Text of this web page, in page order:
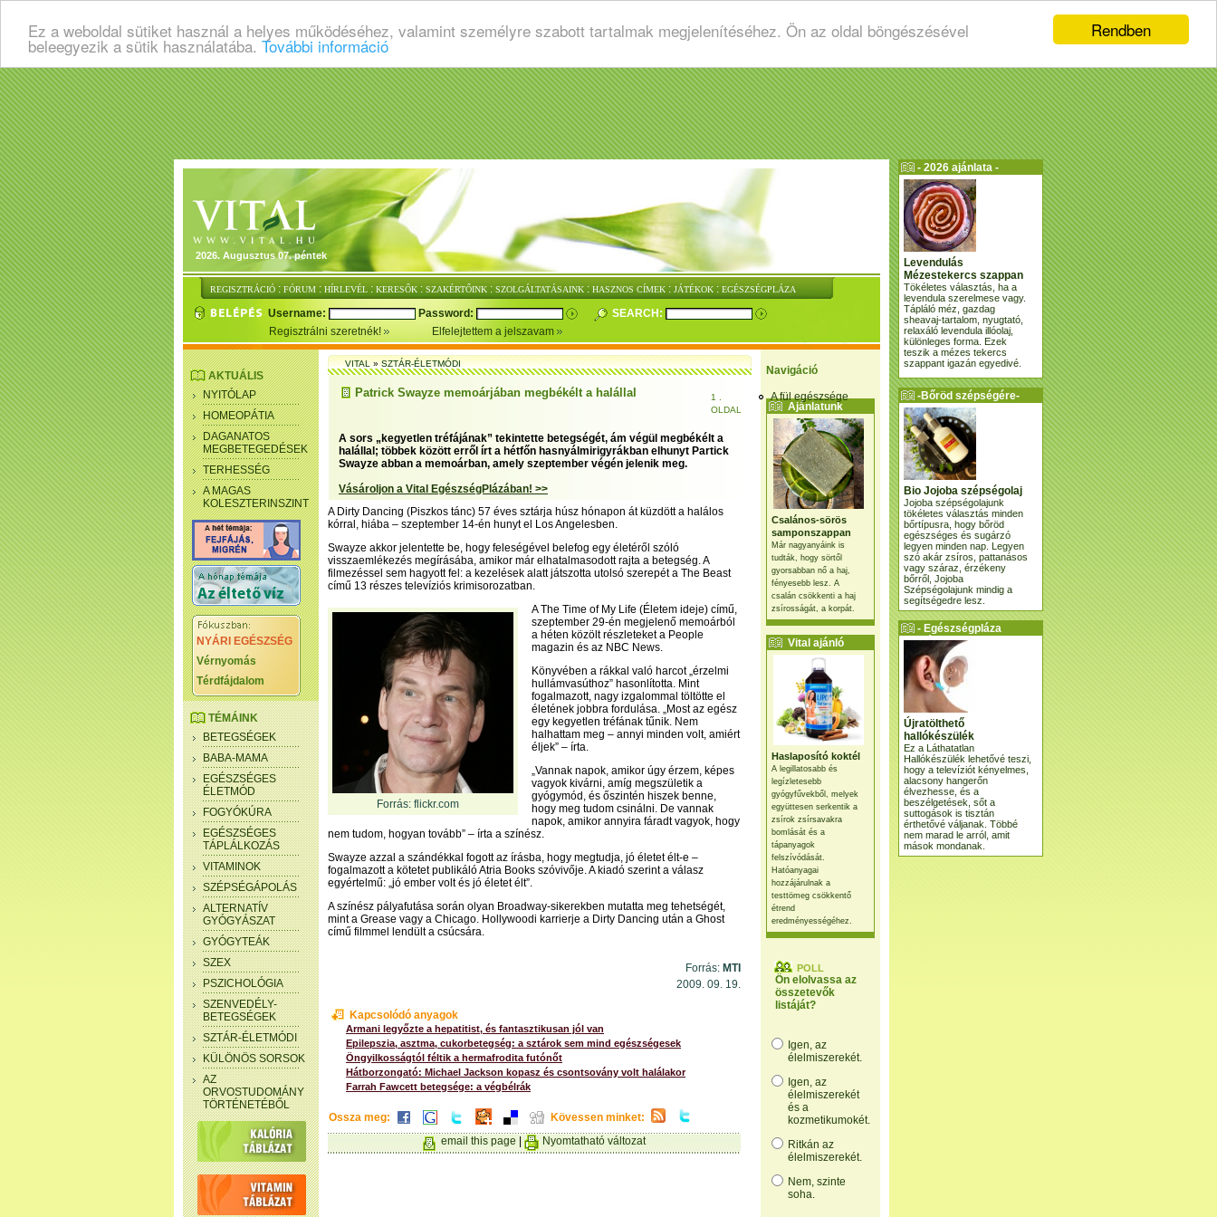
Rendben
Ez a weboldal sütiket használ a helyes működéséhez, valamint személyre szabott tartalmak megjelenítéséhez. Ön az oldal böngészésével
beleegyezik a sütik használatába. További információ
2026. Augusztus 07. péntek
REGISZTRÁCIÓ : FÓRUM : HÍRLEVÉL : KERESŐK : SZAKÉRTŐINK : SZOLGÁLTATÁSAINK : HASZNOS CÍMEK : JÁTÉKOK : EGÉSZSÉGPLÁZA
Username: Password:
SEARCH:
Regisztrálni szeretnék!
Elfelejtettem a jelszavam
Navigáció
A fül egészsége
Ajánlatunk
Csalános-sörös
samponszappan
Már nagyanyáink is
tudták, hogy sörtől
gyorsabban nő a haj,
fényesebb lesz. A
csalán csökkenti a haj
zsírosságát, a korpát.
Vital ajánló
Haslaposító koktél
A legillatosabb és
legízletesebb
gyógyfűvekből, melyek
együttesen serkentik a
zsírok zsírsavakra
bomlását és a
tápanyagok
felszívódását.
Hatóanyagai
hozzájárulnak a
testtömeg csökkentő
étrend
eredményességéhez.
POLL
Ön elolvassa az
összetevők
listáját?
Igen, az
élelmiszerekét.
Igen, az
élelmiszerekét
és a
kozmetikumokét.
Ritkán az
élelmiszerekét.
Nem, szinte
soha.
AKTUÁLIS
NYITÓLAP
HOMEOPÁTIA
DAGANATOS
MEGBETEGEDÉSEK
TERHESSÉG
A MAGAS
KOLESZTERINSZINT
NYÁRI EGÉSZSÉG
Vérnyomás
Térdfájdalom
TÉMÁINK
BETEGSÉGEK
BABA-MAMA
EGÉSZSÉGES
ÉLETMÓD
FOGYÓKÚRA
EGÉSZSÉGES
TÁPLÁLKOZÁS
VITAMINOK
SZÉPSÉGÁPOLÁS
ALTERNATÍV
GYÓGYÁSZAT
GYÓGYTEÁK
SZEX
PSZICHOLÓGIA
SZENVEDÉLY-
BETEGSÉGEK
SZTÁR-ÉLETMÓDI
KÜLÖNÖS SORSOK
AZ
ORVOSTUDOMÁNY
TÖRTÉNETÉBŐL
VITAL»SZTÁR-ÉLETMÓDI
Patrick Swayze memoárjában megbékélt a halállal
1 .
OLDAL
A sors „kegyetlen tréfájának” tekintette betegségét, ám végül megbékélt a
halállal; többek között erről írt a hétfőn hasnyálmirigyrákban elhunyt Partick
Swayze abban a memoárban, amely szeptember végén jelenik meg.
Vásároljon a Vital EgészségPlázában! >>
A Dirty Dancing (Piszkos tánc) 57 éves sztárja húsz hónapon át küzdött a halálos
kórral, hiába – szeptember 14-én hunyt el Los Angelesben.
Swayze akkor jelentette be, hogy feleségével belefog egy életéről szóló
visszaemlékezés megírásába, amikor már elhatalmasodott rajta a betegség. A
filmezéssel sem hagyott fel: a kezelések alatt játszotta utolsó szerepét a The Beast
című 13 részes televíziós krimisorozatban.
Forrás: flickr.com
A The Time of My Life (Életem ideje) című,
szeptember 29-én megjelenő memoárból
a héten közölt részleteket a People
magazin és az NBC News.
Könyvében a rákkal való harcot „érzelmi
hullámvasúthoz” hasonlította. Mint
fogalmazott, nagy izgalommal töltötte el
életének jobbra fordulása. „Most az egész
egy kegyetlen tréfának tűnik. Nem
halhattam meg – annyi minden volt, amiért
éljek” – írta.
„Vannak napok, amikor úgy érzem, képes
vagyok kivárni, amíg megszületik a
gyógymód, és őszintén hiszek benne,
hogy meg tudom csinálni. De vannak
napok, amikor annyira fáradt vagyok, hogy
nem tudom, hogyan tovább” – írta a színész.
Swayze azzal a szándékkal fogott az írásba, hogy megtudja, jó életet élt-e –
fogalmazott a kötetet publikáló Atria Books szóvivője. A kiadó szerint a válasz
egyértelmű: „jó ember volt és jó életet élt”.
A színész pályafutása során olyan Broadway-sikerekben mutatta meg tehetségét,
mint a Grease vagy a Chicago. Hollywoodi karrierje a Dirty Dancing után a Ghost
című filmmel lendült a csúcsára.
Forrás: MTI
2009. 09. 19.
Kapcsolódó anyagok
Armani legyőzte a hepatitist, és fantasztikusan jól van
Epilepszia, asztma, cukorbetegség: a sztárok sem mind egészségesek
Öngyilkosságtól féltik a hermafrodita futónőt
Hátborzongató: Michael Jackson kopasz és csontsovány volt halálakor
Farrah Fawcett betegsége: a végbélrák
Ossza meg:
Kövessen minket:
email this page
Nyomtatható változat
- 2026 ajánlata -
Levendulás
Mézestekercs szappan
Tökéletes választás, ha a
levendula szerelmese vagy.
Tápláló méz, gazdag
sheavaj-tartalom, nyugtató,
relaxáló levendula illóolaj,
különleges forma. Ezek
teszik a mézes tekercs
szappant igazán egyedivé.
-Bőröd szépségére-
Bio Jojoba szépségolaj
Jojoba szépségolajunk
tökéletes választás minden
bőrtípusra, hogy bőröd
egészséges és sugárzó
legyen minden nap. Legyen
szó akár zsíros, pattanásos
vagy száraz, érzékeny
bőrről, Jojoba
Szépségolajunk mindig a
segítségedre lesz.
- Egészségpláza
ajánlatunk -
Újratölthető
hallókészülék
Ez a Láthatatlan
Hallókészülék lehetővé teszi,
hogy a televíziót kényelmes,
alacsony hangerőn
élvezhesse, és a
beszélgetések, sőt a
suttogások is tisztán
érthetővé váljanak. Többé
nem marad le arról, amit
mások mondanak.